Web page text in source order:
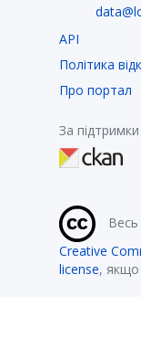
API
Політика
Про портал
За підтримки
Весь
Creative
license, якщо